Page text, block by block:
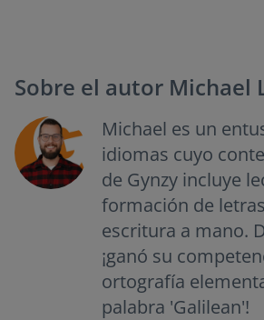
Sobre el autor Michael
Michael es un
idiomas cuyo
de Gynzy incluye
formación de
escritura a mano.
¡ganó su
ortografía
palabra 'Galilean'!